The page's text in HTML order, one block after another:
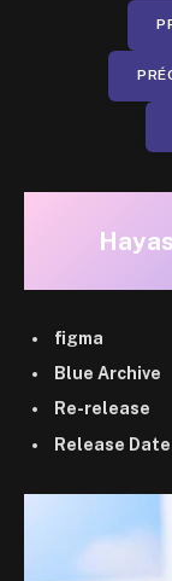
figma
Blue Archive
Re-release
Release